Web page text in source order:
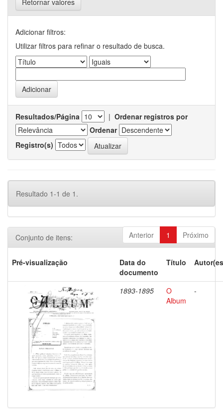
Retornar valores
Adicionar filtros:
Utilizar filtros para refinar o resultado de busca.
Resultados/Página | Ordenar registros por
Ordenar
Registro(s)
Resultado 1-1 de 1.
Anterior 1 Próximo
Conjunto de itens:
Pré-visualização
Data do
documento
Título
1893-1895
O
Album
-